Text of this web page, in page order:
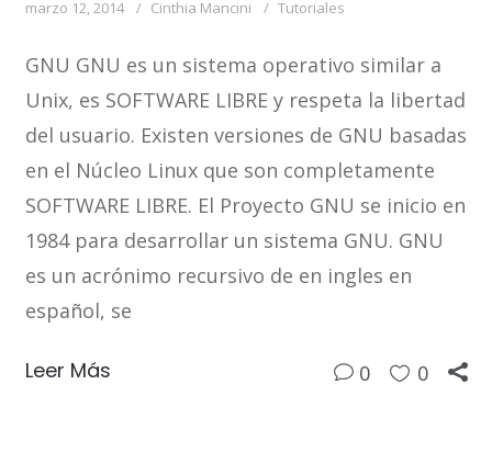
marzo 12, 2014 Cinthia Mancini Tutoriales
GNU GNU es un sistema operativo similar a
Unix, es SOFTWARE LIBRE y respeta la libertad
del usuario. Existen versiones de GNU basadas
en el Núcleo Linux que son completamente
SOFTWARE LIBRE. El Proyecto GNU se inicio en
1984 para desarrollar un sistema GNU. GNU
es un acrónimo recursivo de en ingles en
español, se
Leer Más 0 0